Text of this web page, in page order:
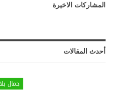
المشاركات الاخيرة
أحدث المقالات
جمال